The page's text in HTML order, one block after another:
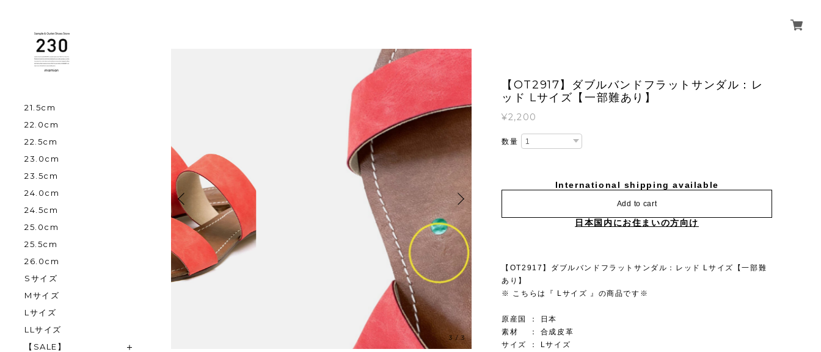
21.5cm
22.0cm
22.5cm
23.0cm
23.5cm
24.0cm
24.5cm
25.0cm
25.5cm
26.0cm
Sサイズ
Mサイズ
Lサイズ
LLサイズ
【SALE】
3 /3
【OT2917】ダブルバンドフラットサンダル：レ
ッド Lサイズ【一部難あり】
¥2,200
数量
International shipping available
Add to cart
日本国内にお住まいの方向け
【OT2917】ダブルバンドフラットサンダル：レッド Lサイズ【一部難
あり】
※ こちらは『 Lサイズ 』の商品です※
原産国 ： 日本
素材 ： 合成皮革
サイズ ： Lサイズ